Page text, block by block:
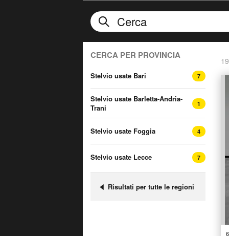
CERCA PER PROVINCIA
Stelvio usate Bari 7
Stelvio usate Barletta-Andria-
Trani
1
Stelvio usate Foggia 4
Stelvio usate Lecce 7
Risultati per tutte le regioni